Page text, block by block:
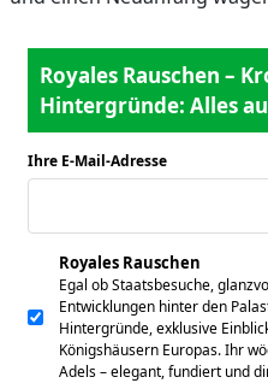
Royales Rauschen –
Hintergründe: Alles
Ihre E-Mail-Adresse
Royales Rauschen
Egal ob Staatsbesuche,
Entwicklungen hinter den
Hintergründe, exklusive
Königshäusern Europas. Ihr
Adels – elegant, fundiert und